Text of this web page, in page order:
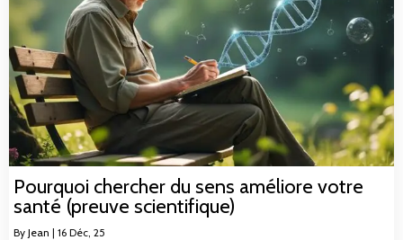
Pourquoi chercher du sens améliore votre
santé (preuve scientifique)
By Jean | 16 Déc, 25